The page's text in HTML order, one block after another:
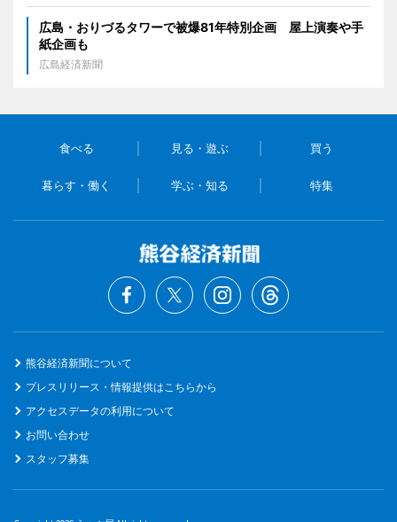
広島・おりづるタワーで被爆81年特別企画 屋上演奏や手
紙企画も
広島経済新聞
食べる 見る・遊ぶ 買う
暮らす・働く 学ぶ・知る 特集
熊谷経済新聞について
プレスリリース・情報提供はこちらから
アクセスデータの利用について
お問い合わせ
スタッフ募集